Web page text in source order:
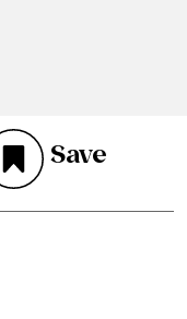
Save